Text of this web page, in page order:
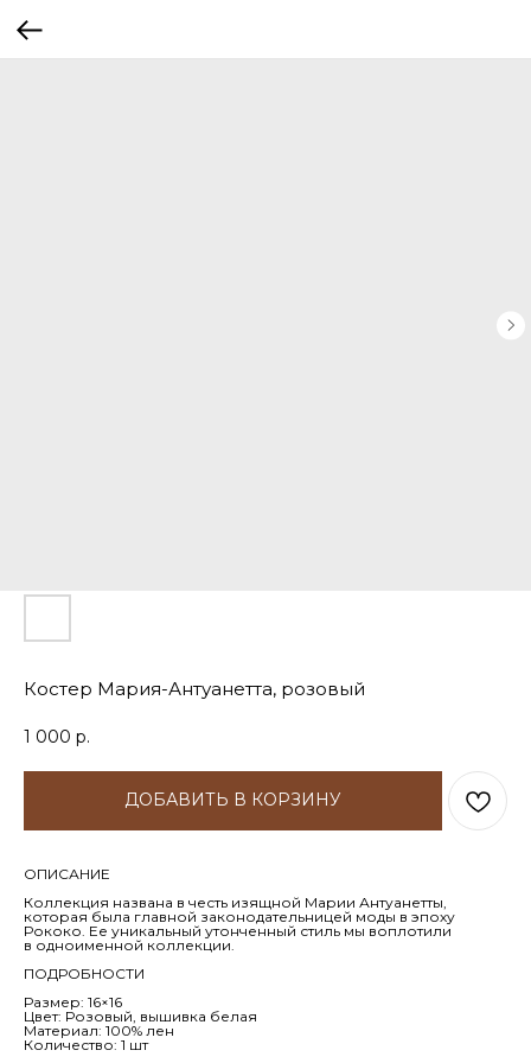
Костер Мария-Антуанетта, розовый
1 000 р.
ДОБАВИТЬ В КОРЗИНУ
ОПИСАНИЕ
Коллекция названа в честь изящной Марии Антуанетты,
которая была главной законодательницей моды в эпоху
Рококо. Ее уникальный утонченный стиль мы воплотили
в одноименной коллекции.
ПОДРОБНОСТИ
Размер: 16×16
Цвет: Розовый, вышивка белая
Материал: 100% лен
Количество: 1 шт